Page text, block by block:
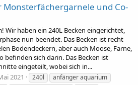
Monsterfächergarnele und Co-
Wir haben ein 240L Becken eingerichtet,
nun beendet. Das Becken ist recht
Bodendeckern, aber auch Moose, Farne,
befinden sich darin. Das Becken ist
eingeteilt, wobei sich in...
2021 240l
anfänger aquarium